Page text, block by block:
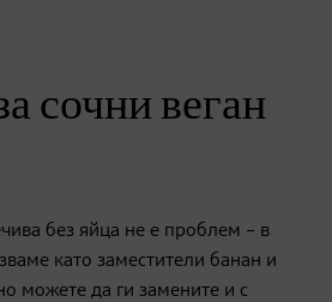
сочни веган
без яйца не е проблем – в
като заместители банан и
можете да ги замените и с